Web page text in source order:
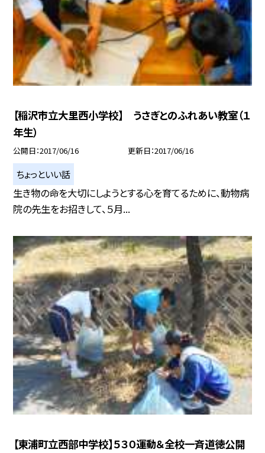
【稲沢市立大里西小学校】 うさぎとのふれあい教室（１
年生）
公開日 2017/06/16 更新日 2017/06/16
ちょっといい話
生き物の命を大切にしようとする心を育てるために、動物病
院の先生をお招きして、５月...
【東浦町立西部中学校】５３０運動＆全校一斉道徳公開